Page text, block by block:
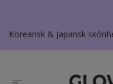
Koreansk & Japansk